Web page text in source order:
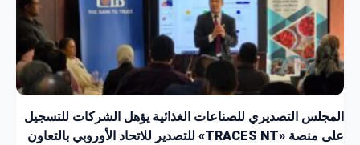
المجلس التصديري للصناعات الغذائية يؤهل الشركات للتسجيل
على منصة «TRACES NT» للتصدير للاتحاد الأوروبي بالتعاون